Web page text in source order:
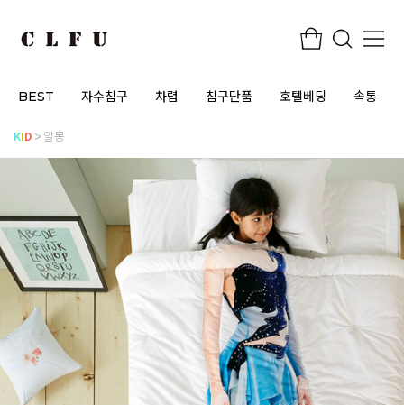
BEST 자수침구 차렵 침구단품 호텔베딩 속통
KID 알몽